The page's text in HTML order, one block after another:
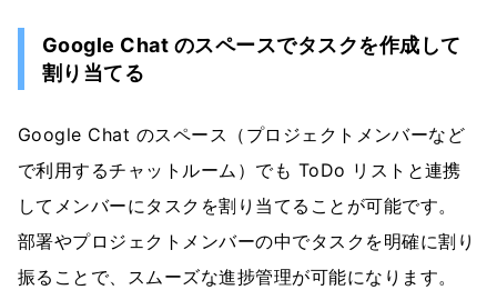
Google Chat のスペースでタスクを作成して
割り当てる
Google Chat のスペース（プロジェクトメンバーなど
で利用するチャットルーム）でも ToDo リストと連携
してメンバーにタスクを割り当てることが可能です。
部署やプロジェクトメンバーの中でタスクを明確に割り
振ることで、スムーズな進捗管理が可能になります。